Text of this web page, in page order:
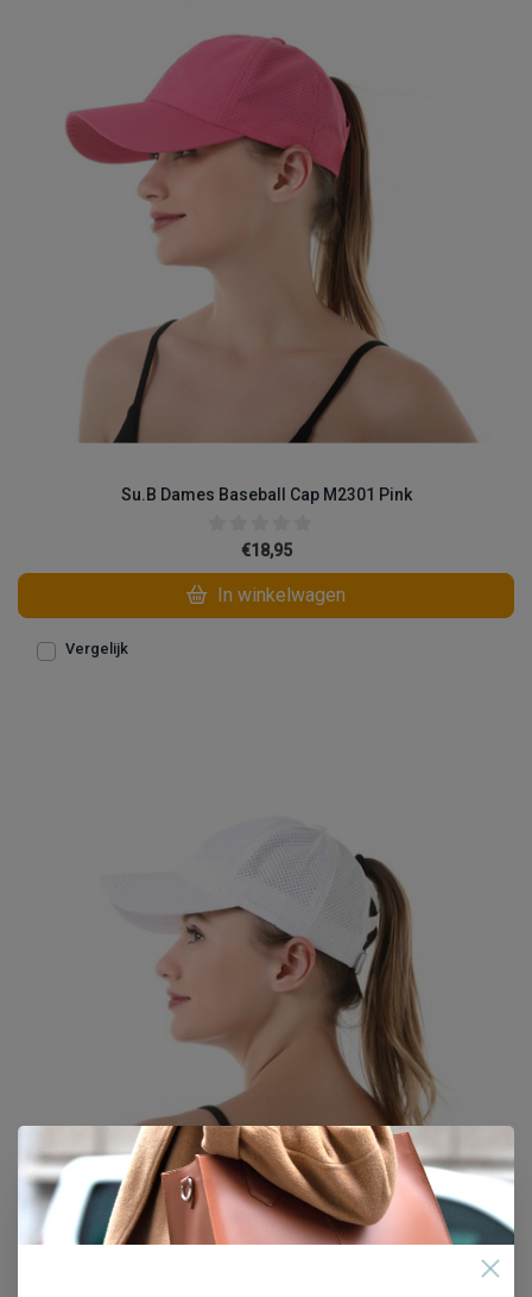
Su.B Dames Baseball Cap M2301 Pink
€18,95
In winkelwagen
Vergelijk
Su.B Dames Baseball Cap M2301 Wit